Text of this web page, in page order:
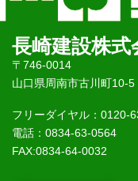
長崎建設株式
〒746-0014
山口県周南市古川町10-5
フリーダイヤル：0120-
電話：0834-63-0564
FAX:0834-64-0032